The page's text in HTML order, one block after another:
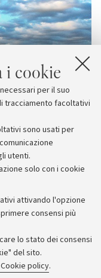
i cookie
per il suo
tracciamento facoltativi
sono usati per
utenti.
solo con i cookie
attivando l'opzione
consensi più
lo stato dei consensi
del sito.
policy.